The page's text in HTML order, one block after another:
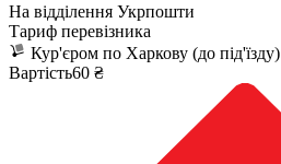
На відділення Укрпошти
Тариф перевізника
Кур'єром по Харкову (до під'їзду)
Вартість60 ₴